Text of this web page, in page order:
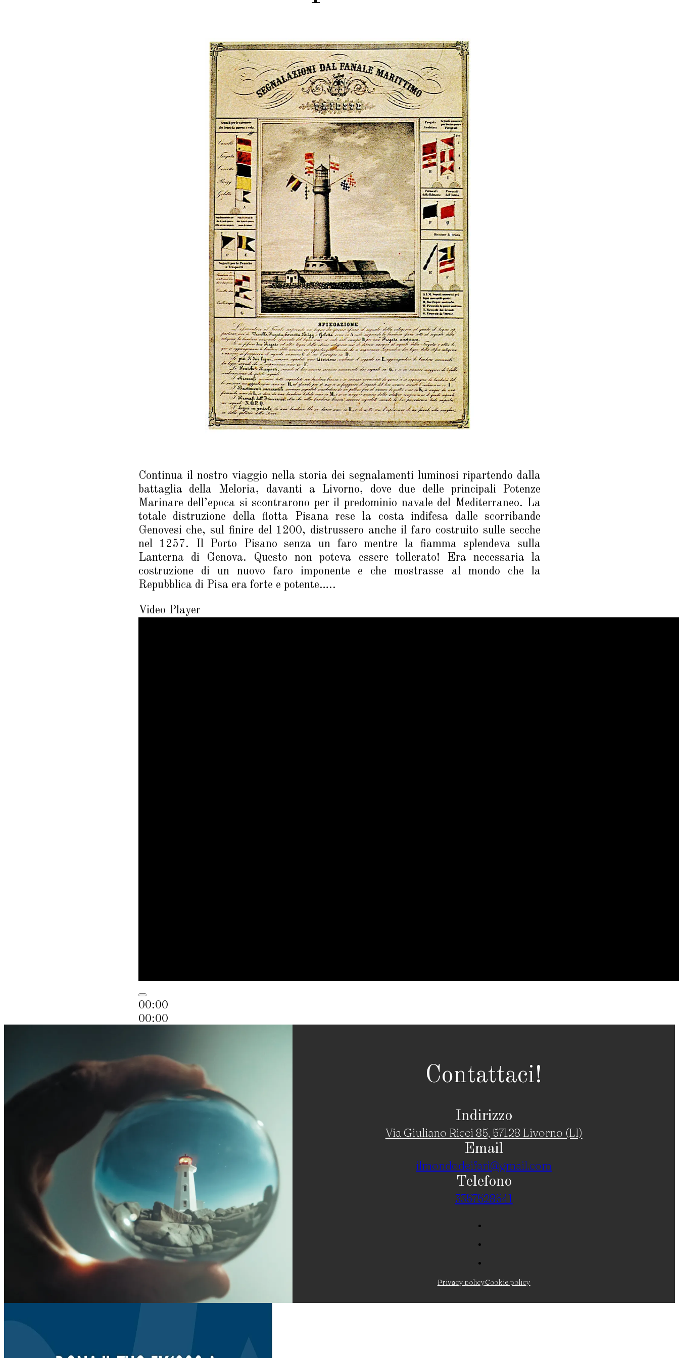
Continua il nostro viaggio nella storia dei segnalamenti luminosi ripartendo dalla
battaglia della Meloria, davanti a Livorno, dove due delle principali Potenze
Marinare dell’epoca si scontrarono per il predominio navale del Mediterraneo. La
totale distruzione della flotta Pisana rese la costa indifesa dalle scorribande
Genovesi che, sul finire del 1200, distrussero anche il faro costruito sulle secche
nel 1257. Il Porto Pisano senza un faro mentre la fiamma splendeva sulla
Lanterna di Genova. Questo non poteva essere tollerato! Era necessaria la
costruzione di un nuovo faro imponente e che mostrasse al mondo che la
Repubblica di Pisa era forte e potente…..
Video Player
00:00
00:00
Contattaci!
Indirizzo
Via Giuliano Ricci 85, 57128 Livorno (LI)
Email
ilmondodeifari@gmail.com
Telefono
3357528541
Privacy policyCookie policy